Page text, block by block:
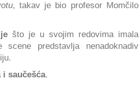
, takav je bio profesor Momčilo
što je u svojim redovima imala
predstavlja nenadoknadiv
i saučešća.